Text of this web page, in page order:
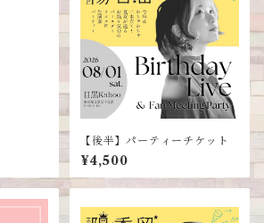
【後半】パーティーチケット
¥4,500